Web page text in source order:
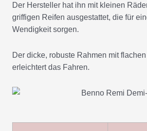
Der Hersteller hat ihn mit kleinen
griffigen Reifen ausgestattet, die für
Wendigkeit sorgen.
Der dicke, robuste Rahmen mit
erleichtert das Fahren.